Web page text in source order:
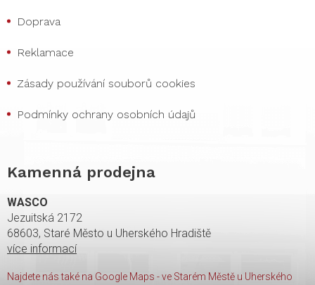
Doprava
Reklamace
Zásady používání souborů cookies
Podmínky ochrany osobních údajů
Kamenná prodejna
WASCO
Jezuitská 2172
68603, Staré Město u Uherského Hradiště
více informací
Najdete nás také na Google Maps - ve Starém Městě u Uherského